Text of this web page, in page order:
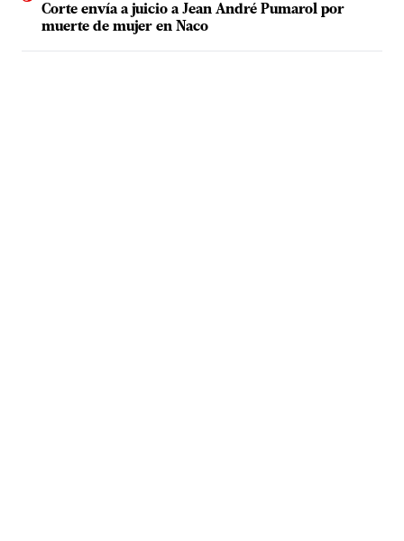
Corte envía a juicio a Jean André Pumarol por
muerte de mujer en Naco